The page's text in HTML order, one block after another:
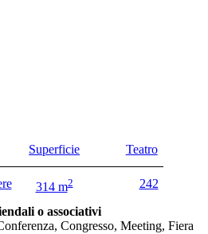
Superficie Teatro
314 m2 242
o associativi
Congresso, Meeting, Fiera